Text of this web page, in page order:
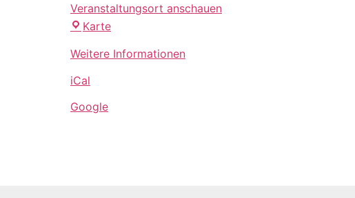
Veranstaltungsort anschauen
Karte
Weitere Informationen
iCal
Google